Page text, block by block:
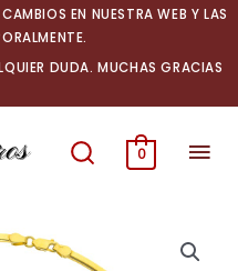
EN NUESTRA WEB Y LAS
DUDA. MUCHAS GRACIAS
0